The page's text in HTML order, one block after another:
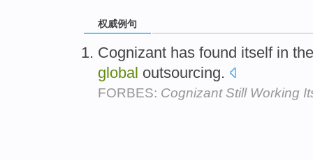
权威例句
Cognizant has found itself in
global outsourcing.
FORBES: Cognizant Still Working